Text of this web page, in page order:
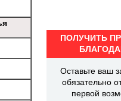
ПОЛУЧИТЬ
Оставьте ваш
обязательно
первой